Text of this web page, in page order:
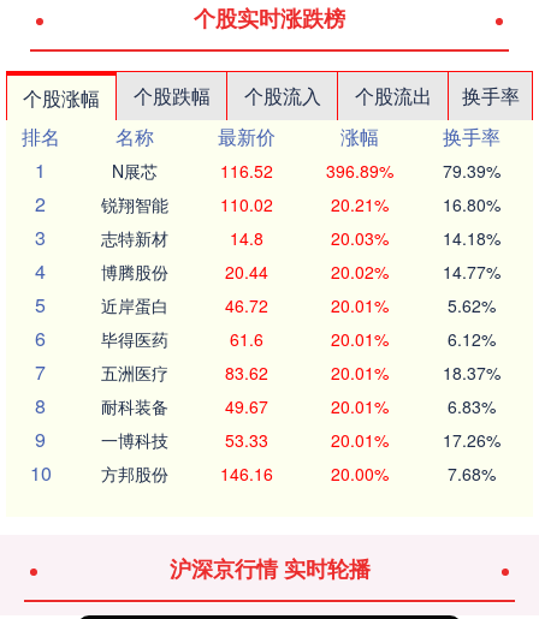
个股实时涨跌榜
个股涨幅 个股跌幅 个股流入 个股流出
换手率
排名
名称 最新价 涨幅
换手率
1
N展芯 116.52 396.89% 79.39%
2 锐翔智能 110.02 20.21% 16.80%
3 志特新材 14.8 20.03% 14.18%
4 博腾股份 20.44 20.02% 14.77%
5 近岸蛋白 46.72 20.01% 5.62%
6 毕得医药 61.6 20.01% 6.12%
7 五洲医疗 83.62 20.01% 18.37%
8 耐科装备 49.67 20.01% 6.83%
9 一博科技 53.33 20.01% 17.26%
10 方邦股份 146.16 20.00% 7.68%
沪深京行情 实时轮播